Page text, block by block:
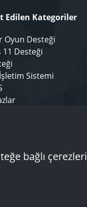
Edilen Kategoriler
Oyun Desteği
Desteği
Sistemi
bağlı çerezleri